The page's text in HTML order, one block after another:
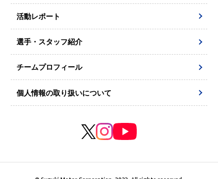
活動レポート
選手・スタッフ紹介
チームプロフィール
個人情報の取り扱いについて